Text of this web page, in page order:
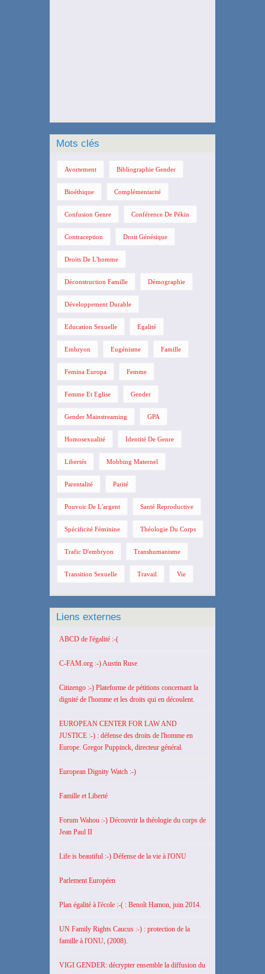
Mots clés
Avortement Bibliographie Gender
Bioéthique Complémentarité
Confusion Genre Conférence De Pékin
Contraception Droit Génésique
Droits De L'homme
Déconstruction Famille Démographie
Développement Durable
Education Sexuelle Egalité
Embryon Eugénisme Famille
Femina Europa Femme
Femme Et Eglise Gender
Gender Mainstreaming GPA
Homosexualité Identité De Genre
Libertés Mobbing Maternel
Parentalité Parité
Pouvoir De L'argent Santé Reproductive
Spécificité Féminine Théologie Du Corps
Trafic D'embryon Transhumanisme
Transition Sexuelle Travail Vie
Liens externes
ABCD de l'égalité :-(
C-FAM.org :-) Austin Ruse
Citizengo :-) Plateforme de pétitions concernant la
dignité de l'homme et les droits qui en découlent.
EUROPEAN CENTER FOR LAW AND
JUSTICE :-) : défense des droits de l'homme en
Europe. Gregor Puppinck, directeur général.
European Dignity Watch :-)
Famille et Liberté
Forum Wahou :-) Découvrir la théologie du corps de
Jean Paul II
Life is beautiful :-) Défense de la vie à l'ONU
Parlement Européen
Plan égalité à l'école :-( : Benoît Hamon, juin 2014.
UN Family Rights Caucus :-) : protection de la
famille à l'ONU, (2008).
VIGI GENDER: décrypter ensemble la diffusion du